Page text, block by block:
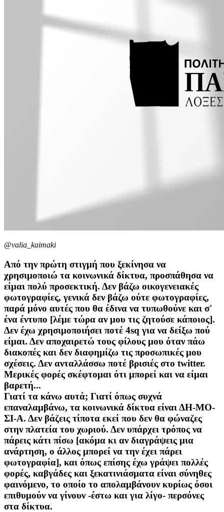
@valia_kaimaki
Από την πρώτη στιγμή που ξεκίνησα να
χρησιμοποιώ τα κοινωνικά δίκτυα, προσπάθησα να
είμαι πολύ προσεκτική. Δεν βάζω οικογενειακές
φωτογραφίες, γενικά δεν βάζω ούτε φωτογραφίες,
παρά μόνο αυτές που θα έδινα να τυπωθούνε και σ'
ένα έντυπο [λέμε τώρα αν μου τις ζητούσε κάποιος].
Δεν έχω χρησιμοποιήσει ποτέ 4sq για να δείξω πού
είμαι. Δεν αποχαιρετώ τους φίλους μου όταν πάω
διακοπές και δεν διαφημίζω τις προσωπικές μου
σχέσεις. Δεν ανταλλάσσω ποτέ βρισιές στο twitter.
Μερικές φορές σκέφτομαι ότι μπορεί και να είμαι
βαρετή...
Γιατί τα κάνω αυτά; Γιατί όπως συχνά
επαναλαμβάνω, τα κοινωνικά δίκτυα είναι ΔΗ-ΜΟ-
ΣΙ-Α. Δεν βάζεις τίποτα εκεί που δεν θα φώναζες
στην πλατεία του χωριού. Δεν υπάρχει τρόπος να
πάρεις κάτι πίσω [ακόμα κι αν διαγράψεις μια
ανάρτηση, ο άλλος μπορεί να την έχει πάρει
φωτογραφία], και όπως επίσης έχω γράψει πολλές
φορές, καβγάδες και ξεκατινιάσματα είναι σύνηθες
φαινόμενο, το οποίο το απολαμβάνουν κυρίως όσοι
επιθυμούν να γίνουν -έστω και για λίγο- περσόνες
στα δίκτυα.